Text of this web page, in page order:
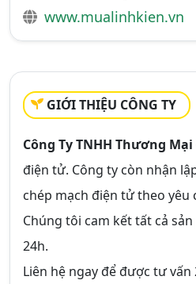
www.mualinhkien.vn
GIỚI THIỆU CÔNG TY
Công Ty TNHH Thương
điện tử. Công ty còn nhận
chép mạch điện tử theo yêu
Chúng tôi cam kết tất cả
24h.
Liên hệ ngay để được tư